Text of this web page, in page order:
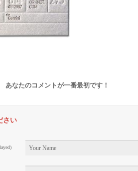
あなたのコメントが一番最初です！
さい